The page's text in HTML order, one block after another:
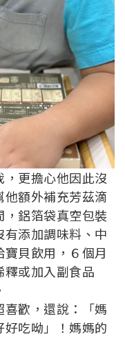
更擔心他因此沒
額外補充芳茲滴
鋁箔袋真空包裝
添加調味料、中
貝飲用，６個月
或加入副食品
歡，還說：「媽
吃呦」！媽媽的